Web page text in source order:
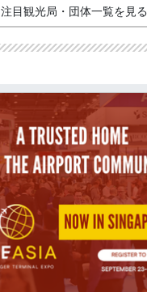
注目観光局・団体一覧を見る